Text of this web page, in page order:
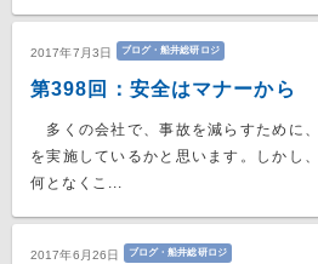
2017年7月3日 ブログ・船井総研ロジ
第398回：安全はマナーから
多くの会社で、事故を減らすために
を実施しているかと思います。しかし
何となくこ...
2017年6月26日 ブログ・船井総研ロジ